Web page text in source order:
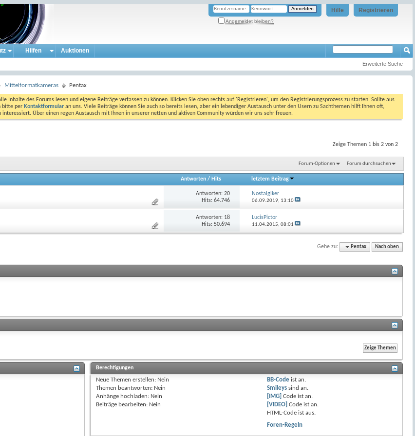
Registrieren
Hilfe
Angemeldet bleiben?
Hilfen Auktionen
Erweiterte Suche
Mittelformatkameras Pentax
Inhalte des Forums lesen und eigene Beiträge verfassen zu können. Klicken Sie oben rechts auf 'Registrieren', um den Registrierungsprozess zu starten. Sollte aus
bitte per Kontaktformular an uns. Viele Beiträge können Sie auch so bereits lesen, aber ein lebendiger Austausch unter den Usern zu Sachthemen hilft Ihnen oft,
Über einen regen Austausch mit Ihnen in unserer netten und aktiven Community würden wir uns sehr freuen.
Zeige Themen 1 bis 2 von 2
Forum-Optionen Forum durchsuchen
Antworten / Hits letztem Beitrag
Antworten: 20
Hits: 64.746
Nostalgiker
06.09.2019, 13:10
Antworten: 18
Hits: 50.694
LucisPictor
11.04.2015,08:01
Gehe zu: Pentax Nach oben
Berechtigungen
Neue Themen erstellen: Nein
Themen beantworten: Nein
Anhänge hochladen: Nein
Beiträge bearbeiten: Nein
BB-Codeist an.
Smileyssind an.
[IMG] Code ist an.
[VIDEO] Code ist an.
HTML-Code ist aus.
Foren-Regeln